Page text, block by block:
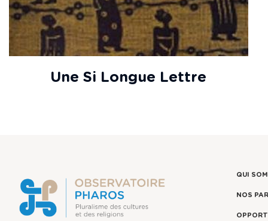
Une Si Longue Lettre
QUI
NOS